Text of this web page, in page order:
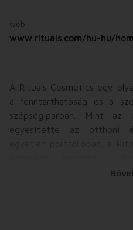
web
www.rituals.com/hu-hu/
A Rituals Cosmetics egy
a fenntarthatóság és a
szépségiparban. Mint az
egyesítette az otthoni
termékcsaládot egy ősi